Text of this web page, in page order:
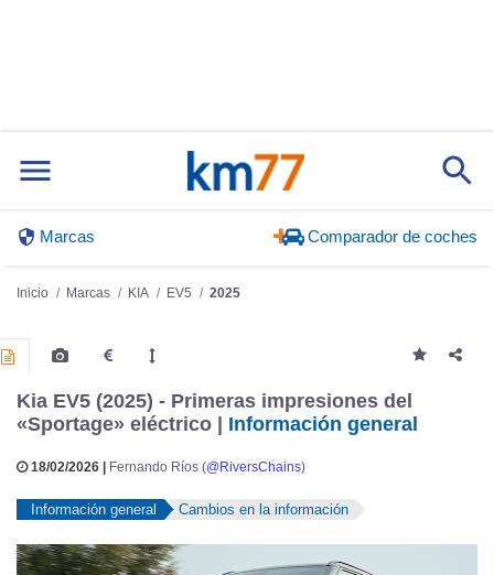
Marcas Comparador de coches
Inicio Marcas KIA EV5 2025
Kia EV5 (2025) - Primeras impresiones del
«Sportage» eléctrico | Información general
18/02/2026 | Fernando Ríos (@RiversChains)
Información general Cambios en la información